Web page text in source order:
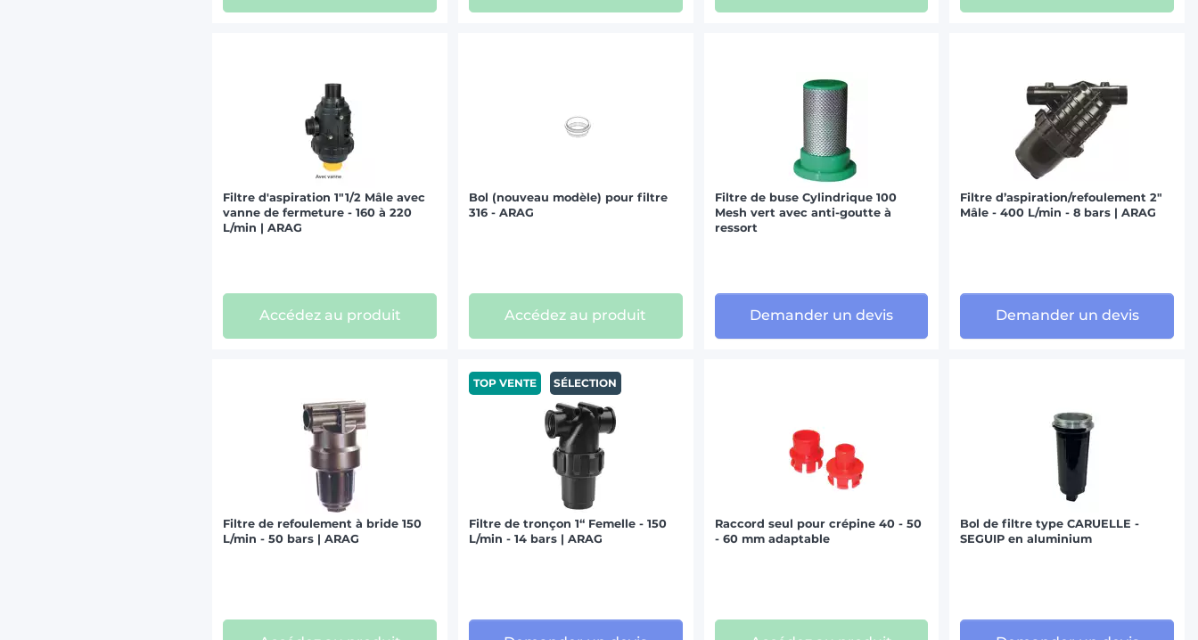
Filtre d'aspiration 1"1/2 Mâle avec
vanne de fermeture - 160 à 220
L/min | ARAG
Accédez au produit
Bol (nouveau modèle) pour filtre
316 - ARAG
Accédez au produit
Filtre de buse Cylindrique 100
Mesh vert avec anti-goutte à
ressort
Demander un devis
Filtre d’aspiration/refoulement 2"
Mâle - 400 L/min - 8 bars | ARAG
Demander un devis
Filtre de refoulement à bride 150
L/min - 50 bars | ARAG
TOP VENTE SÉLECTION
Filtre de tronçon 1“ Femelle - 150
L/min - 14 bars | ARAG
Raccord seul pour crépine 40 - 50
- 60 mm adaptable
Bol de filtre type CARUELLE -
SEGUIP en aluminium